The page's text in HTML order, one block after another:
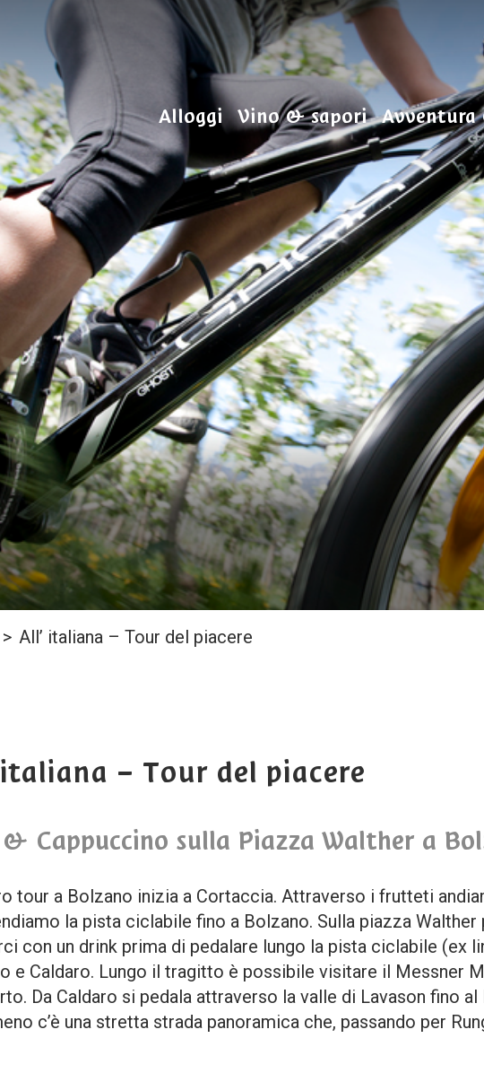
Alloggi Vino & sapori
> All’ italiana – Tour del piacere
– Tour del piacere
Cappuccino sulla Piazza Walther a
tour a Bolzano inizia a Cortaccia. Attraverso i frutteti
la pista ciclabile fino a Bolzano. Sulla piazza
con un drink prima di pedalare lungo la pista ciclabile (ex
e Caldaro. Lungo il tragitto è possibile visitare il Messner
Da Caldaro si pedala attraverso la valle di Lavason fino
c’è una stretta strada panoramica che, passando per